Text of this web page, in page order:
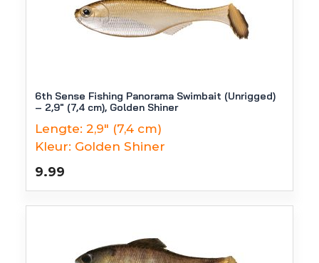
6th Sense Fishing Panorama Swimbait (Unrigged)
– 2,9″ (7,4 cm), Golden Shiner
Lengte: 2,9" (7,4 cm)
Kleur: Golden Shiner
9.99